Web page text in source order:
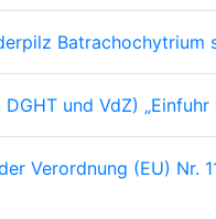
Batrachochytrium
und VdZ)
Verordnung (EU) Nr.